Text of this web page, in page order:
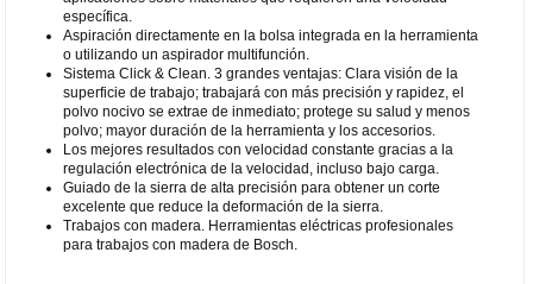
específica.
Aspiración directamente en la bolsa integrada en la herramienta
o utilizando un aspirador multifunción.
Sistema Click & Clean. 3 grandes ventajas: Clara visión de la
superficie de trabajo; trabajará con más precisión y rapidez, el
polvo nocivo se extrae de inmediato; protege su salud y menos
polvo; mayor duración de la herramienta y los accesorios.
Los mejores resultados con velocidad constante gracias a la
regulación electrónica de la velocidad, incluso bajo carga.
Guiado de la sierra de alta precisión para obtener un corte
excelente que reduce la deformación de la sierra.
Trabajos con madera. Herramientas eléctricas profesionales
para trabajos con madera de Bosch.